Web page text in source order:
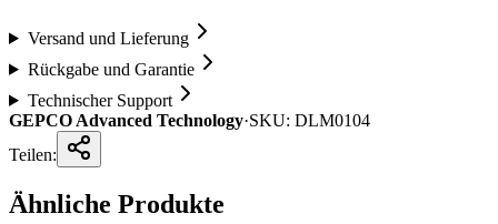
Versand und Lieferung
Rückgabe und Garantie
Technischer Support
GEPCO Advanced Technology·SKU: DLM0104
Teilen:
Ähnliche Produkte